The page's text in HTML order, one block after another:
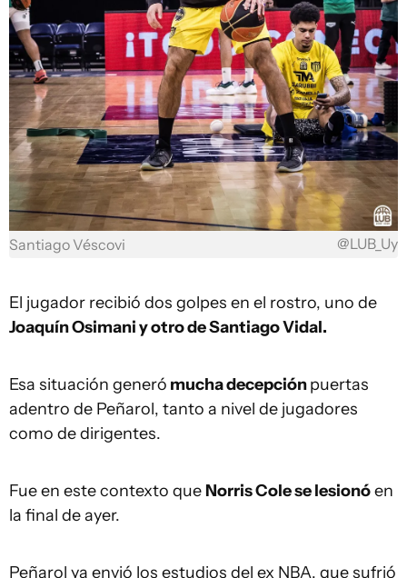
Santiago Véscovi @LUB_Uy
El jugador recibió dos golpes en el rostro, uno de
Joaquín Osimani y otro de Santiago Vidal.
Esa situación generó mucha decepciónpuertas
adentro de Peñarol, tanto a nivel de jugadores
como de dirigentes.
Fue en este contexto que Norris Cole se lesionóen
la final de ayer.
Peñarol ya envió los estudios del ex NBA, que sufrió